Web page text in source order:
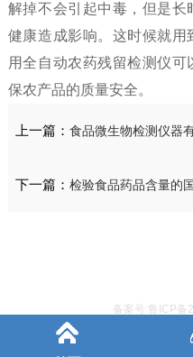
解掉不会引起中毒，但是
健康造成影响。这时候就
用全自动农药残留检测仪
保农产品的质量安全。
上一篇：食品微生物检测仪器
下一篇：检验食品药品含量的
备案号:鲁ICP备